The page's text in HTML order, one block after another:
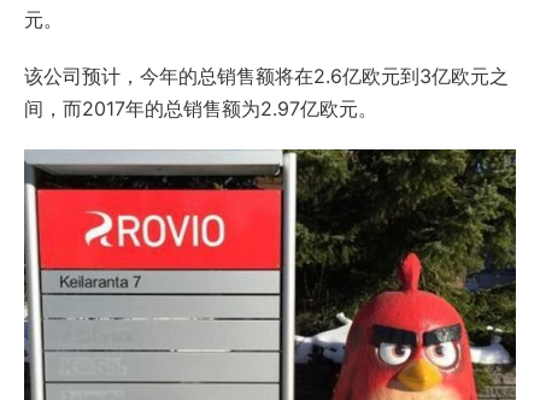
元。
该公司预计，今年的总销售额将在2.6亿欧元到3亿欧元之
间，而2017年的总销售额为2.97亿欧元。